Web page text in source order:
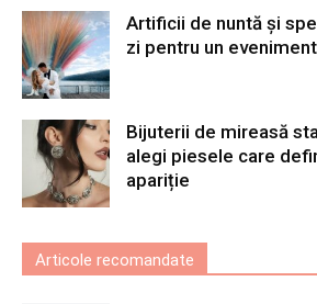
Artificii de nuntă și
zi pentru un
Bijuterii de mireasă
alegi piesele care
apariție
Articole recomandate